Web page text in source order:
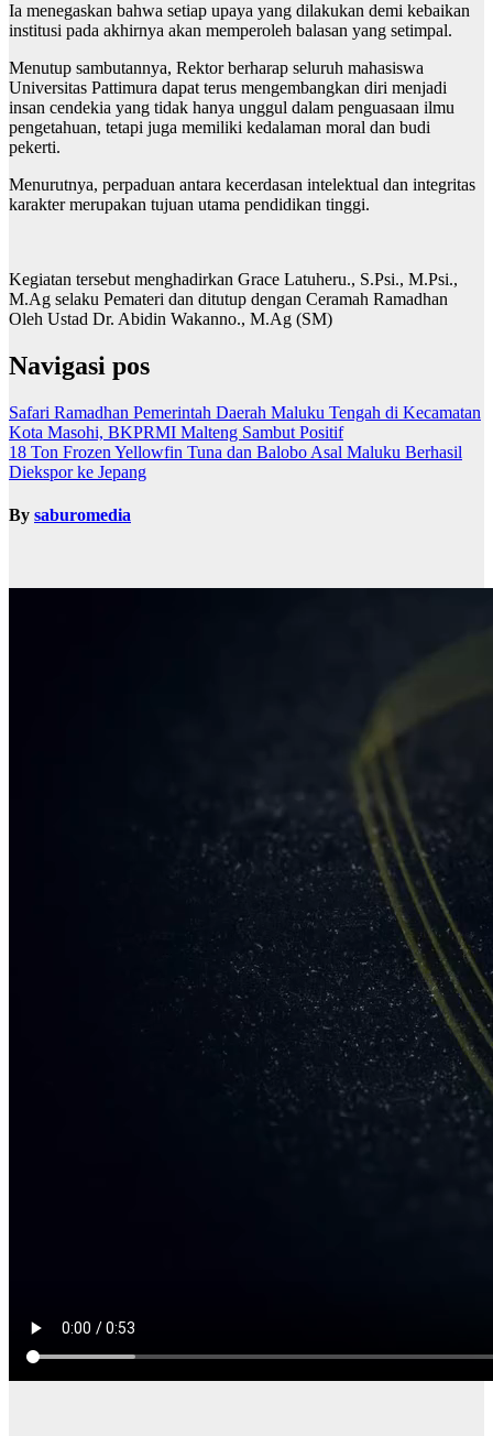
Ia menegaskan bahwa setiap upaya yang dilakukan demi kebaikan
institusi pada akhirnya akan memperoleh balasan yang setimpal.
Menutup sambutannya, Rektor berharap seluruh mahasiswa
Universitas Pattimura dapat terus mengembangkan diri menjadi
insan cendekia yang tidak hanya unggul dalam penguasaan ilmu
pengetahuan, tetapi juga memiliki kedalaman moral dan budi
pekerti.
Menurutnya, perpaduan antara kecerdasan intelektual dan integritas
karakter merupakan tujuan utama pendidikan tinggi.
Kegiatan tersebut menghadirkan Grace Latuheru., S.Psi., M.Psi.,
M.Ag selaku Pemateri dan ditutup dengan Ceramah Ramadhan
Oleh Ustad Dr. Abidin Wakanno., M.Ag (SM)
Navigasi pos
Safari Ramadhan Pemerintah Daerah Maluku Tengah di Kecamatan
Kota Masohi, BKPRMI Malteng Sambut Positif
18 Ton Frozen Yellowfin Tuna dan Balobo Asal Maluku Berhasil
Diekspor ke Jepang
By saburomedia